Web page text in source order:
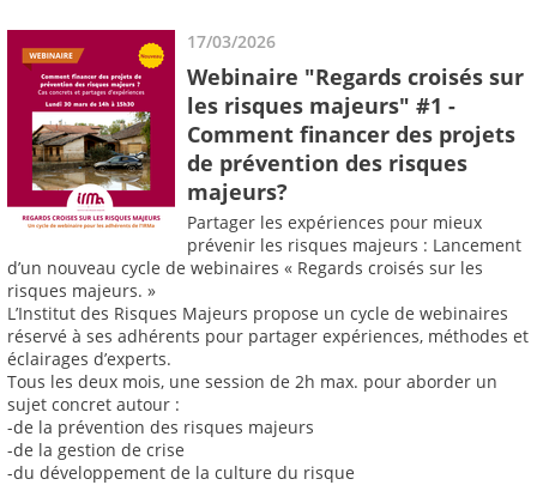
17/03/2026
Webinaire "Regards croisés sur
les risques majeurs" #1 -
Comment financer des projets
de prévention des risques
majeurs?
Partager les expériences pour mieux
prévenir les risques majeurs : Lancement
d’un nouveau cycle de webinaires « Regards croisés sur les
risques majeurs. »
L’Institut des Risques Majeurs propose un cycle de webinaires
réservé à ses adhérents pour partager expériences, méthodes et
éclairages d’experts.
Tous les deux mois, une session de 2h max. pour aborder un
sujet concret autour :
-de la prévention des risques majeurs
-de la gestion de crise
-du développement de la culture du risque